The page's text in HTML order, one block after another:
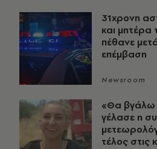
31χρονη
και μητέρα
πέθανε
επέμβαση
Newsroom
«Θα βγάλω
γέλασε η
τέλος στις